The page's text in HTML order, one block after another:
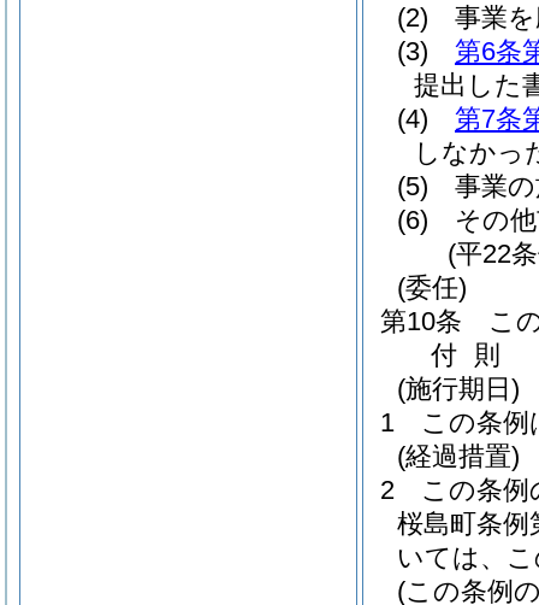
(2)
事業
(3)
第6条
提出した
(4)
第7条
しなかっ
(5)
事業
(6)
その
(平22
(委任)
第10条
こ
付 則
(施行期日)
1
この条例
(経過措置)
2
この条例
桜島町条例
いては、
(この条例